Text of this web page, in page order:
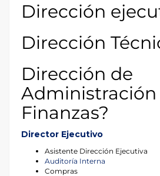
Dirección
Dirección
Dirección de
Administración
Finanzas?
Director Ejecutivo
Asistente Dirección Ejecutiva
Auditoría Interna
Compras